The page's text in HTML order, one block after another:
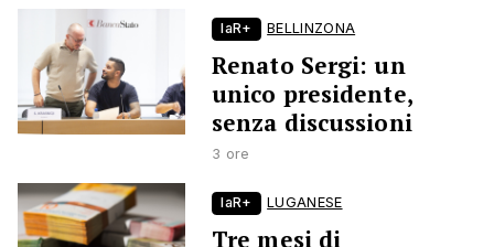
laR+ BELLINZONA
Renato Sergi: un
unico presidente,
senza discussioni
3 ore
laR+ LUGANESE
Tre mesi di